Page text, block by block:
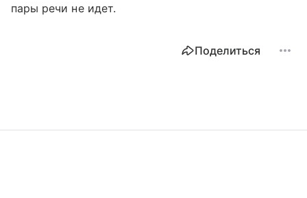
пары речи не идет.
Поделиться